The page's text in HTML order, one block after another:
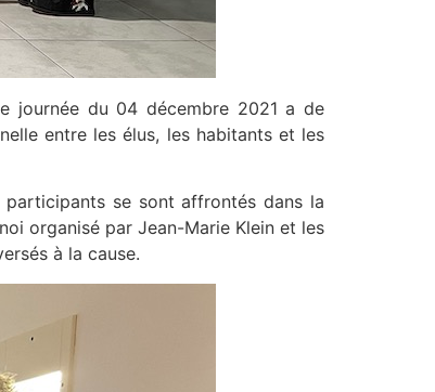
journée du 04 décembre 2021 a de
entre les élus, les habitants et les
se sont affrontés dans la
organisé par Jean-Marie Klein et les
à la cause.